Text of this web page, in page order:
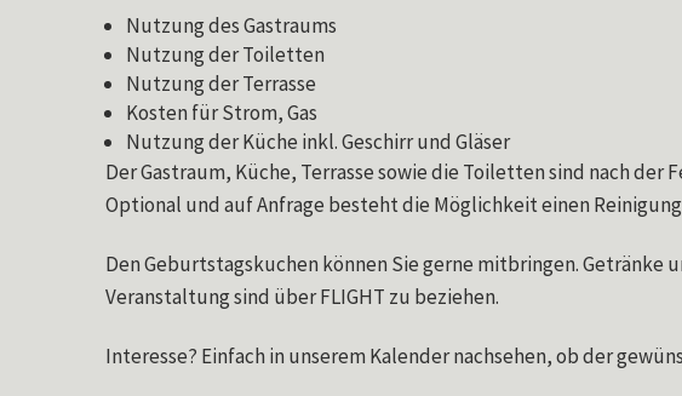
Nutzung des Gastraums
Nutzung der Toiletten
Nutzung der Terrasse
Kosten für Strom, Gas
Nutzung der Küche inkl. Geschirr und Gläser
Der Gastraum, Küche, Terrasse sowie die Toiletten sind nach
Optional und auf Anfrage besteht die Möglichkeit einen
Den Geburtstagskuchen können Sie gerne mitbringen. Getränke
Veranstaltung sind über FLIGHT zu beziehen.
Interesse? Einfach in unserem Kalender nachsehen, ob der